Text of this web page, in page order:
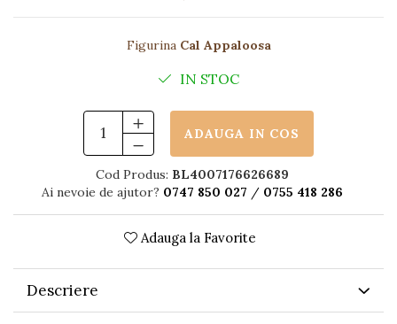
2-4 Ani
Figurina Cal Appaloosa
IN STOC
ADAUGA IN COS
Cod Produs: BL4007176626689
Ai nevoie de ajutor? 0747 850 027 / 0755 418 286
Adauga la Favorite
Descriere